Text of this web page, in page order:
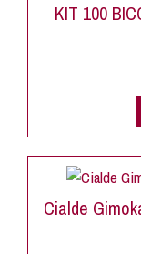
KIT 100
Cialde